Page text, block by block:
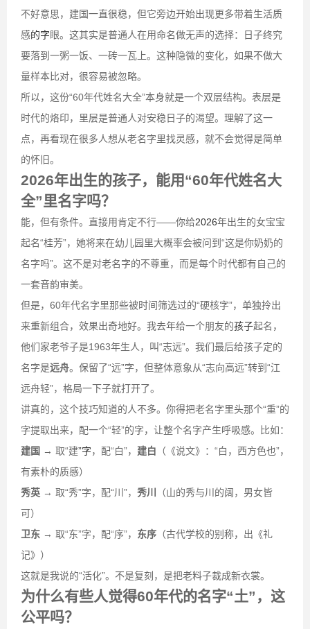
不好意思，建国一直很稳，但它旁边开始出现更多带着生活质
感的字眼。这其实是普通人在用命名做无声的选择：日子终究
要落到一粥一饭、一砖一瓦上。这种隐微的变化，如果不做大
量样本比对，很容易被忽略。
所以，这份“60年代姓名大全”本身就是一个双层结构。表层是
时代的烙印，里层是普通人对安稳日子的渴望。理解了这一
点，再看现在很多人想从老名字里找灵感，就不会觉得是简单
的怀旧。
2026年出生的孩子，能用“60年代姓名大
全”里名字吗？
能，但有条件。直接用肯定不行——你给2026年出生的女宝宝
起名“桂芳”，她将来在幼儿园里大概率会被问到“这是你奶奶的
名字吗”。这不是对老名字的不尊重，而是每个时代都有自己的
一套音韵审美。
但是，60年代名字里那些被时间筛选过的“硬核字”，单独拎出
来重新组合，效果出奇地好。我去年给一个朋友的孩子起名，
他们家老爷子是1963年生人，叫“志远”。我们最后给孩子定的
名字是远舟。保留了“远”字，但整体意象从“志向高远”转到“江
远舟轻”，格局一下子就打开了。
讲真的，这个技巧知道的人不多。你得把老名字里头那个“重”的
字提取出来，配一个“轻”的字，让整个名字产生呼吸感。比如：
建国 → 取“建”字，配“白”， 建白 （《说文》：“白，西方色也”，
有素朴的质感）
秀英 → 取“秀”字，配“川”， 秀川
（山的秀与川的阔，男女皆
可）
卫东 → 取“东”字，配“序”， 东序 （古代学校的别称，出《礼
记》）
这就是我说的“活化”。不是复刻，是把老料子裁成新衣裳。
为什么有些人觉得60年代的名字“土”，这
公平吗？